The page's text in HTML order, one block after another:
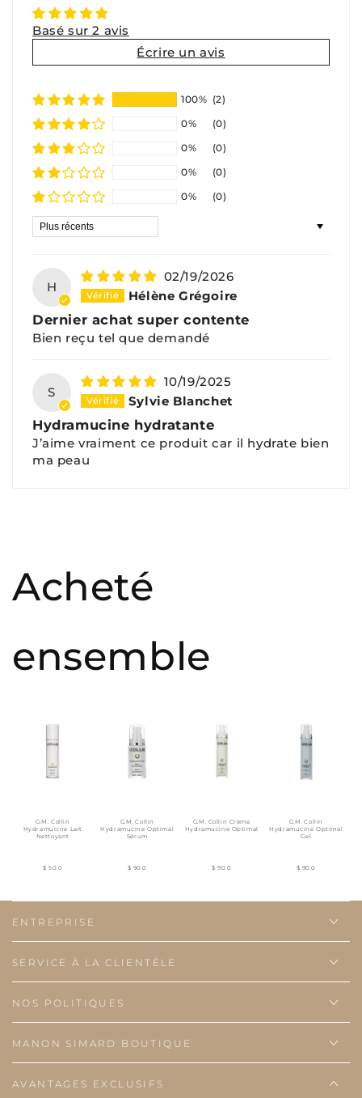
Basé sur 2 avis
Écrire un avis
100% (2)
0%
(0)
0%
(0)
0%
(0)
0%
(0)
Sort by
H
02/19/2026
Hélène Grégoire
Dernier achat super contente
Bien reçu tel que demandé
S
10/19/2025
Sylvie Blanchet
Hydramucine hydratante
J’aime vraiment ce produit car il hydrate bien
ma peau
Acheté
ensemble
G.M. Collin
Hydramucine Lait
Nettoyant
G.M. Collin
Hydramucine Optimal
Sérum
G.M. Collin Crème
Hydramucine Optimal
G.M. Collin
Hydramucine Optimal
Gel
$ 50.0 $ 90.0 $ 90.0 $ 90.0
ENTREPRISE
SERVICE À LA CLIENTÈLE
NOS POLITIQUES
MANON SIMARD BOUTIQUE
AVANTAGES EXCLUSIFS